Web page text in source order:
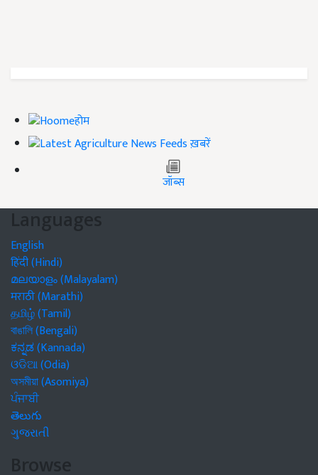
होम
ख़बरें
जॉब्स
Languages
English
हिंदी (Hindi)
മലയാളം (Malayalam)
मराठी (Marathi)
தமிழ் (Tamil)
বাঙালি (Bengali)
ಕನ್ನಡ (Kannada)
ଓଡିଆ (Odia)
অসমীয়া (Asomiya)
ਪੰਜਾਬੀ
తెలుగు
ગુજરાતી
Browse